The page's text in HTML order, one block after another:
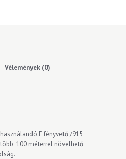
Vélemények (0)
fényvető /915
100 méterrel növelhető